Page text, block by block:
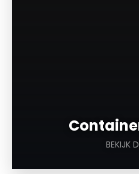
BEKIJK